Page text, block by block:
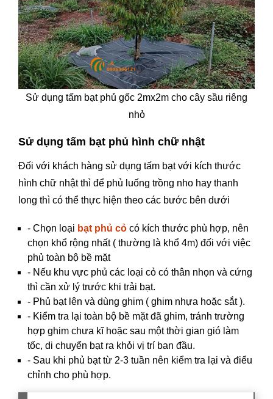
Sử dụng tấm bạt phủ gốc 2mx2m cho cây sầu riêng
nhỏ
Sử dụng tấm bạt phủ hình chữ nhật
Đối với khách hàng sử dụng tấm bạt với kích thước
hình chữ nhật thì để phủ luống trồng nho hay thanh
long thì có thể thực hiện theo các bước bên dưới
- Chọn loại bạt phủ cỏ có kích thước phù hợp, nên
chọn khổ rộng nhất ( thường là khổ 4m) đối với việc
phủ toàn bộ bề mặt
- Nếu khu vực phủ các loại cỏ có thân nhọn và cứng
thì cần xử lý trước khi trải bạt.
- Phủ bạt lên và dùng ghim ( ghim nhựa hoặc sắt ).
- Kiểm tra lại toàn bộ bề mặt đã ghim, tránh trường
hợp ghim chưa kĩ hoặc sau một thời gian gió làm
tốc, di chuyển bạt ra khỏi vị trí ban đầu.
- Sau khi phủ bạt từ 2-3 tuần nên kiểm tra lại và điểu
chỉnh cho phù hợp.